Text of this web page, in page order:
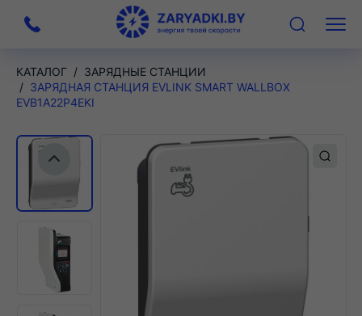
На
главную
Меню
КАТАЛОГ
ЗАРЯДНЫЕ СТАНЦИИ
ЗАРЯДНАЯ СТАНЦИЯ EVLINK SMART WALLBOX
EVB1A22P4EKI
Предыдущий слайд